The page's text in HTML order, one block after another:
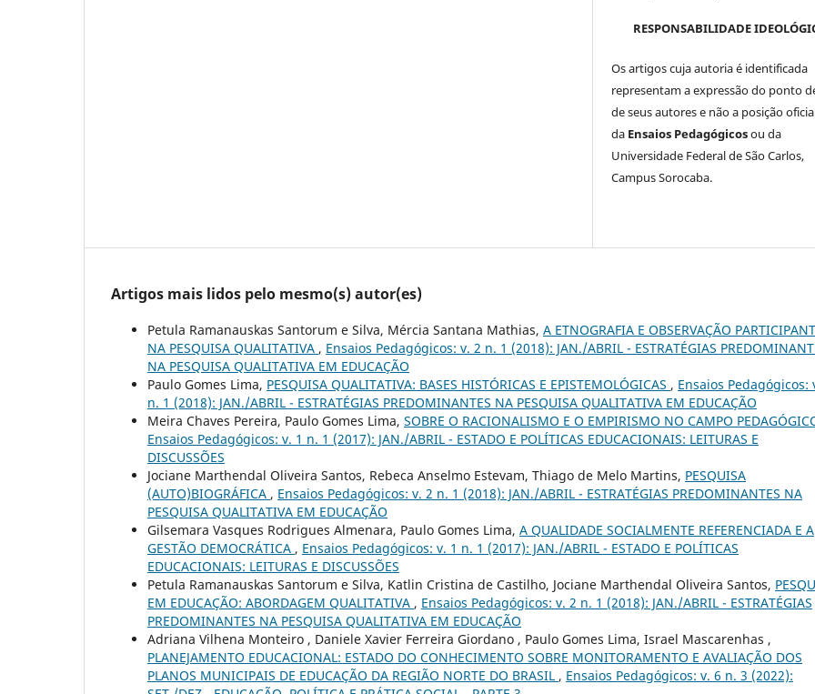
RESPONSABILIDADE
Os artigos cuja autoria é identificada
representam a expressão do ponto
de seus autores e não a posição
da Ensaios Pedagógicosou da
Universidade Federal de São Carlos,
Campus Sorocaba.
Artigos mais lidos pelo mesmo(s) autor(es)
Petula Ramanauskas Santorum e Silva, Mércia Santana Mathias, A ETNOGRAFIA E OBSERVAÇÃO
NA PESQUISA QUALITATIVA , Ensaios Pedagógicos: v. 2 n. 1 (2018): JAN./ABRIL - ESTRATÉGIAS
NA PESQUISA QUALITATIVA EM EDUCAÇÃO
Paulo Gomes Lima, PESQUISA QUALITATIVA: BASES HISTÓRICAS E EPISTEMOLÓGICAS , Ensaios Pedagógicos:
n. 1 (2018): JAN./ABRIL - ESTRATÉGIAS PREDOMINANTES NA PESQUISA QUALITATIVA EM EDUCAÇÃO
Meira Chaves Pereira, Paulo Gomes Lima, SOBRE O RACIONALISMO E O EMPIRISMO NO CAMPO
Ensaios Pedagógicos: v. 1 n. 1 (2017): JAN./ABRIL - ESTADO E POLÍTICAS EDUCACIONAIS: LEITURAS E
DISCUSSÕES
Jociane Marthendal Oliveira Santos, Rebeca Anselmo Estevam, Thiago de Melo Martins, PESQUISA
(AUTO)BIOGRÁFICA , Ensaios Pedagógicos: v. 2 n. 1 (2018): JAN./ABRIL - ESTRATÉGIAS PREDOMINANTES NA
PESQUISA QUALITATIVA EM EDUCAÇÃO
Gilsemara Vasques Rodrigues Almenara, Paulo Gomes Lima, A QUALIDADE SOCIALMENTE REFERENCIADA E A
GESTÃO DEMOCRÁTICA , Ensaios Pedagógicos: v. 1 n. 1 (2017): JAN./ABRIL - ESTADO E POLÍTICAS
EDUCACIONAIS: LEITURAS E DISCUSSÕES
Petula Ramanauskas Santorum e Silva, Katlin Cristina de Castilho, Jociane Marthendal Oliveira Santos,
EM EDUCAÇÃO: ABORDAGEM QUALITATIVA , Ensaios Pedagógicos: v. 2 n. 1 (2018): JAN./ABRIL - ESTRATÉGIAS
PREDOMINANTES NA PESQUISA QUALITATIVA EM EDUCAÇÃO
Adriana Vilhena Monteiro , Daniele Xavier Ferreira Giordano , Paulo Gomes Lima, Israel Mascarenhas ,
PLANEJAMENTO EDUCACIONAL: ESTADO DO CONHECIMENTO SOBRE MONITORAMENTO E AVALIAÇÃO DOS
PLANOS MUNICIPAIS DE EDUCAÇÃO DA REGIÃO NORTE DO BRASIL , Ensaios Pedagógicos: v. 6 n. 3 (2022):